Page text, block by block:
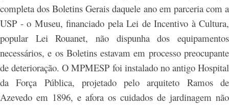
completa dos Boletins Gerais daquele ano em parceria com a
USP - o Museu, financiado pela Lei de Incentivo à Cultura,
popular Lei Rouanet, não dispunha dos equipamentos
necessários, e os Boletins estavam em processo preocupante
de deterioração. O MPMESP foi instalado no antigo Hospital
da Força Pública, projetado pelo arquiteto Ramos de
Azevedo em 1896, e afora os cuidados de jardinagem não